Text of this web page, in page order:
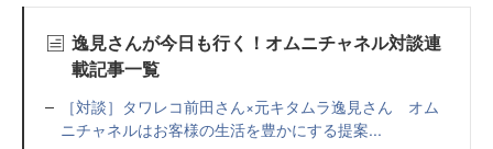
逸見さんが今日も行く！オムニチャネル対談連
載記事一覧
［対談］タワレコ前田さん×元キタムラ逸見さん オム
ニチャネルはお客様の生活を豊かにする提案...